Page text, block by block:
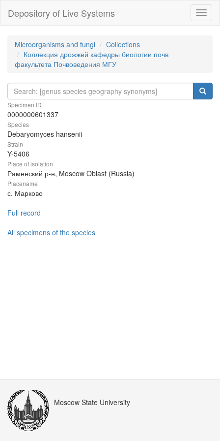
Depository of Live Systems
Microorganisms and fungi
Collections
Коллекция дрожжей кафедры биологии почв
факультета Почвоведения МГУ
Specimen ID
0000000601337
Species
Debaryomyces hansenii
Strain
Y-5406
Place of isolation
Раменский р-н, Moscow Oblast (Russia)
Placename
с. Марково
Full record
All specimens of the species
Moscow State University